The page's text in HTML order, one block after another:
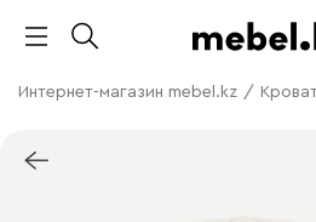
Интернет-магазин mebel.kz /